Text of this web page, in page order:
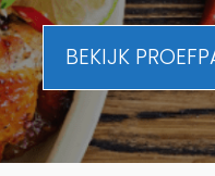
BEKIJK